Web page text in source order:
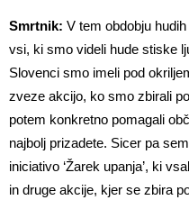
Smrtnik: V tem obdobju
vsi, ki smo videli hude stiske
Slovenci smo imeli pod
zveze akcijo, ko smo zbirali
potem konkretno pomagali
najbolj prizadete. Sicer pa
iniciativo ‘Žarek upanja’, ki
in druge akcije, kjer se zbira